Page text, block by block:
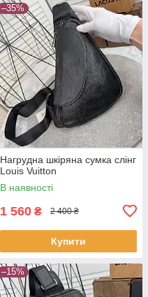
–35%
Нагрудна шкіряна сумка слінг
Louis Vuitton
В наявності
1 560 ₴ 2 400 ₴
Купити
–15%